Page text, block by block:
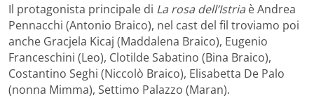
Il protagonista principale di La rosa dell’Istria è Andrea
Pennacchi (Antonio Braico), nel cast del fil troviamo poi
anche Gracjela Kicaj (Maddalena Braico), Eugenio
Franceschini (Leo), Clotilde Sabatino (Bina Braico),
Costantino Seghi (Niccolò Braico), Elisabetta De Palo
(nonna Mimma), Settimo Palazzo (Maran).